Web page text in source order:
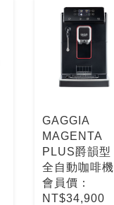
GAGGIA
MAGENTA
PLUS爵韻型
全自動咖啡機
會員價：
NT$34,900